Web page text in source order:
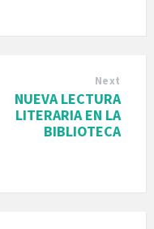
Next
NUEVA LECTURA
LITERARIA EN LA
BIBLIOTECA